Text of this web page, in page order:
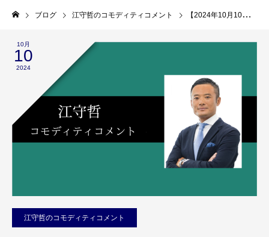
ブログ 江守哲のコモディティコメント 【2024年10月10日】江守哲のコモディティコメント
10月
10
2024
江守哲のコモディティコメント